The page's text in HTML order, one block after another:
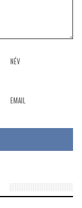
NÉV
EMAIL